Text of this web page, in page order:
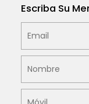
Escriba Su